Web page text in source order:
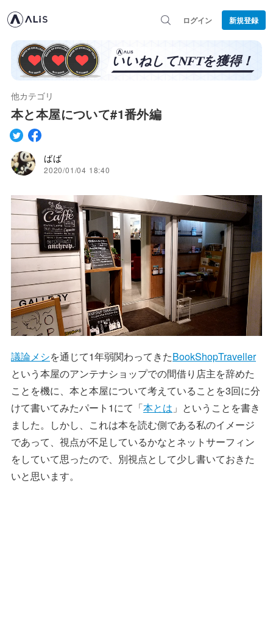
ログイン 新規登録
他カテゴリ
本と本屋について#1番外編
ばば
2020/01/04 18:40
議論メシを通じて1年弱関わってきたBookShopTraveller
という本屋のアンテナショップでの間借り店主を辞めた
ことを機に、本と本屋について考えていることを3回に分
けて書いてみたパート1にて「本とは 」ということを書き
ました。しかし、これは本を読む側である私のイメージ
であって、視点が不足しているかなとネットサーフィン
をしていて思ったので、別視点として少し書いておきた
いと思います。